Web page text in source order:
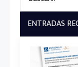
ENTRADAS